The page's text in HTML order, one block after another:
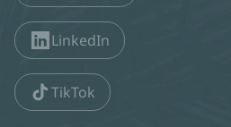
LinkedIn
TikTok